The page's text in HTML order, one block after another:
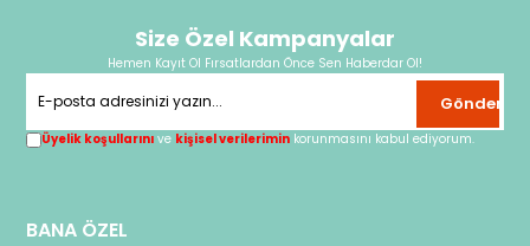
Size Özel Kampanyalar
Hemen Kayıt Ol Fırsatlardan Önce Sen Haberdar Ol!
Gönder
Üyelik koşullarını ve kişisel verilerimin korunmasını kabul ediyorum.
BANA ÖZEL